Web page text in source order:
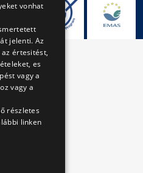
vonhat
jelenti. Az
értesitést,
es
vagy a
vagy a
részletes
linken